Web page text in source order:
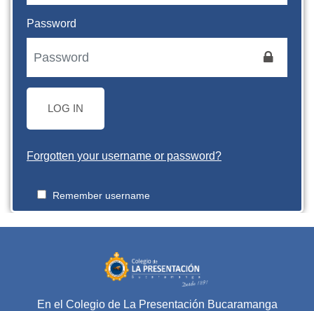
Password
LOG IN
Forgotten your username or password?
Remember username
En el Colegio de La Presentación Bucaramanga